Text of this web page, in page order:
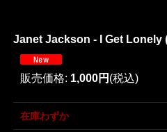
Janet Jackson - I Get Lonely
販売価格: 1,000円 (税込)
在庫わずか